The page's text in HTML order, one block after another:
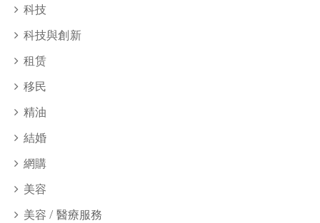
科技
科技與創新
租赁
移民
精油
結婚
網購
美容
美容 / 醫療服務